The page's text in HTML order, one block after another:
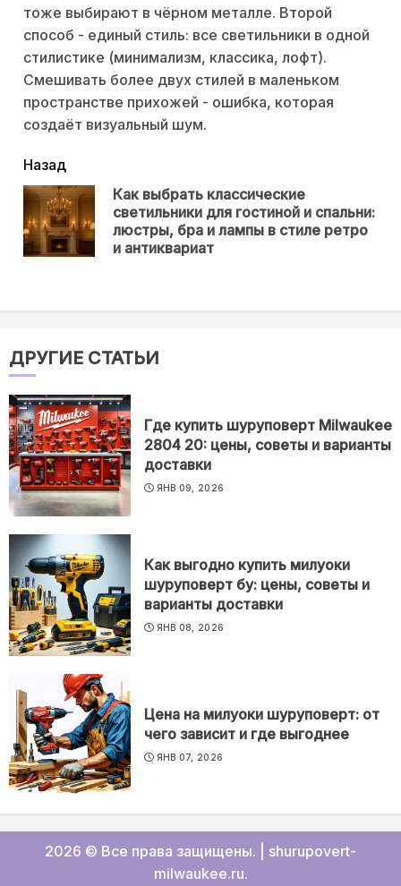
тоже выбирают в чёрном металле. Второй
способ - единый стиль: все светильники в одной
стилистике (минимализм, классика, лофт).
Смешивать более двух стилей в маленьком
пространстве прихожей - ошибка, которая
создаёт визуальный шум.
читать
еще
Назад
Как выбрать классические
светильники для гостиной и спальни:
люстры, бра и лампы в стиле ретро
и антиквариат
ДРУГИЕ СТАТЬИ
Где купить шуруповерт Milwaukee
2804 20: цены, советы и варианты
доставки
ЯНВ 09, 2026
Как выгодно купить милуоки
шуруповерт бу: цены, советы и
варианты доставки
ЯНВ 08, 2026
Цена на милуоки шуруповерт: от
чего зависит и где выгоднее
ЯНВ 07, 2026
2026 © Все права защищены.
shurupovert-
milwaukee.ru.